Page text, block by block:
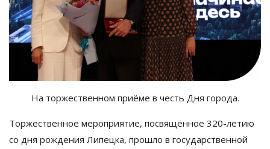
На торжественном приёме в честь Дня города.
Торжественное мероприятие, посвящённое 320-летию
со дня рождения Липецка, прошло в государственной